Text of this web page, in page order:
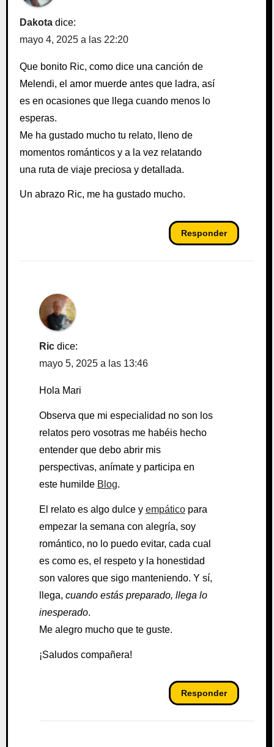
Dakota dice:
mayo 4, 2025 a las 22:20
Que bonito Ric, como dice una canción de
Melendi, el amor muerde antes que ladra, así
es en ocasiones que llega cuando menos lo
esperas.
Me ha gustado mucho tu relato, lleno de
momentos románticos y a la vez relatando
una ruta de viaje preciosa y detallada.
Un abrazo Ric, me ha gustado mucho.
Responder
Ric dice:
mayo 5, 2025 a las 13:46
Hola Mari
Observa que mi especialidad no son los
relatos pero vosotras me habéis hecho
entender que debo abrir mis
perspectivas, anímate y participa en
este humilde Blog.
El relato es algo dulce y empáticopara
empezar la semana con alegría, soy
romántico, no lo puedo evitar, cada cual
es como es, el respeto y la honestidad
son valores que sigo manteniendo. Y sí,
llega, cuando estás preparado, llega lo
inesperado.
Me alegro mucho que te guste.
¡Saludos compañera!
Responder